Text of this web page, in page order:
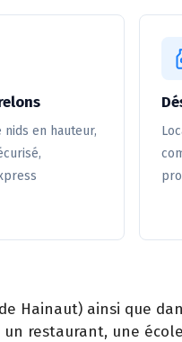
nids en hauteur,
Hainaut) ainsi que
un restaurant, une